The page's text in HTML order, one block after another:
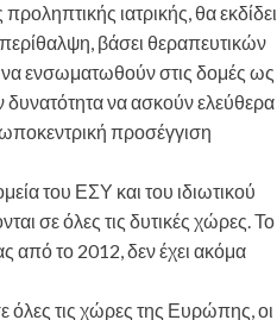
ιατρικής, θα εκδίδει
βάσει θεραπευτικών
ενσωματωθούν στις δομές ως
δυνατότητα να ασκούν ελεύθερα
προσέγγιση
του ΕΣΥ και του ιδιωτικού
σε όλες τις δυτικές χώρες. Το
από το 2012, δεν έχει ακόμα
όλες τις χώρες της Ευρώπης, οι